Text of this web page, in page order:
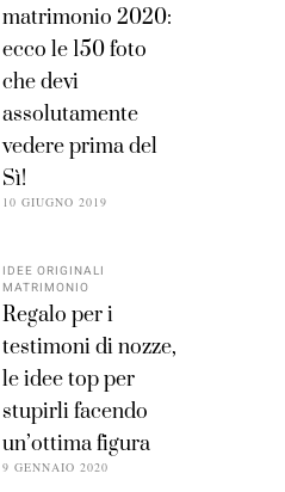
matrimonio 2020:
ecco le 150 foto
che devi
assolutamente
vedere prima del
Sì!
10 GIUGNO 2019
IDEE ORIGINALI
MATRIMONIO
Regalo per i
testimoni di nozze,
le idee top per
stupirli facendo
un’ottima figura
9 GENNAIO 2020